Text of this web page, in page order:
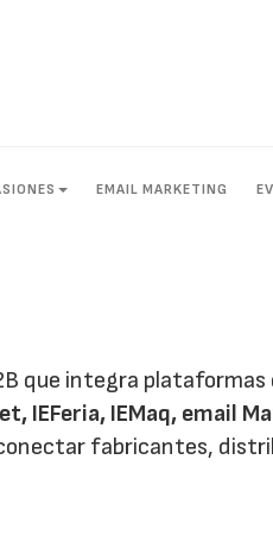
EMAIL MARKETING
que integra
IEFeria, IEMaq, email
fabricantes,